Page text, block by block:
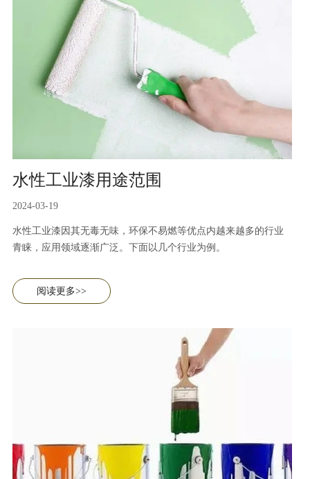
水性工业漆用途范围
2024-03-19
水性工业漆因其无毒无味，环保不易燃等优点内越来越多的行业
青睐，应用领域逐渐广泛。下面以几个行业为例。
阅读更多>>